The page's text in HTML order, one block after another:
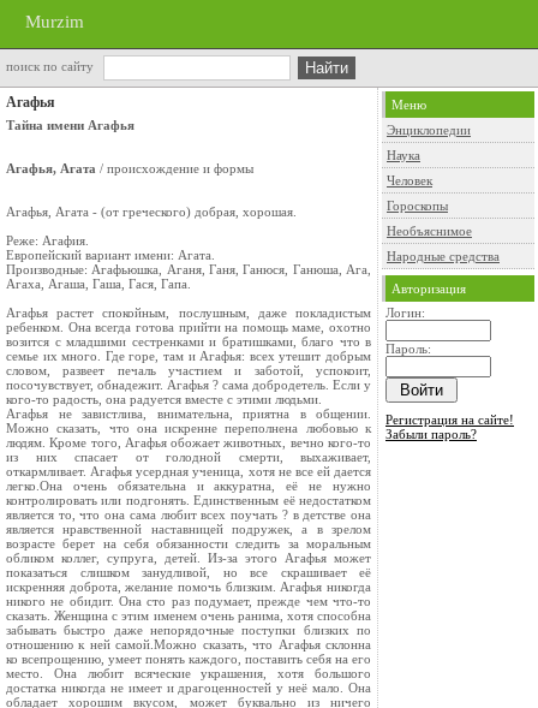
Murzim
поиск по сайту
Агафья
Тайна имени Агафья
Агафья, Агата / происхождение и формы
Агафья, Агата - (от греческого) добрая, хорошая.
Реже: Агафия.
Европейский вариант имени: Агата.
Производные: Агафьюшка, Аганя, Ганя, Ганюся, Ганюша, Ага,
Агаха, Агаша, Гаша, Гася, Гапа.
Агафья растет спокойным, послушным, даже покладистым
ребенком. Она всегда готова прийти на помощь маме, охотно
возится с младшими сестренками и братишками, благо что в
семье их много. Где горе, там и Агафья: всех утешит добрым
словом, развеет печаль участием и заботой, успокоит,
посочувствует, обнадежит. Агафья ? сама добродетель. Если у
кого-то радость, она радуется вместе с этими людьми.
Агафья не завистлива, внимательна, приятна в общении.
Можно сказать, что она искренне переполнена любовью к
людям. Кроме того, Агафья обожает животных, вечно кого-то
из них спасает от голодной смерти, выхаживает,
откармливает. Агафья усердная ученица, хотя не все ей дается
легко.Она очень обязательна и аккуратна, её не нужно
контролировать или подгонять. Единственным её недостатком
является то, что она сама любит всех поучать ? в детстве она
является нравственной наставницей подружек, а в зрелом
возрасте берет на себя обязанности следить за моральным
обликом коллег, супруга, детей. Из-за этого Агафья может
показаться слишком занудливой, но все скрашивает её
искренняя доброта, желание помочь близким. Агафья никогда
никого не обидит. Она сто раз подумает, прежде чем что-то
сказать. Женщина с этим именем очень ранима, хотя способна
забывать быстро даже непорядочные поступки близких по
отношению к ней самой.Можно сказать, что Агафья склонна
ко всепрощению, умеет понять каждого, поставить себя на его
место. Она любит всяческие украшения, хотя большого
достатка никогда не имеет и драгоценностей у неё мало. Она
обладает хорошим вкусом, может буквально из ничего
Меню
Энциклопедии
Наука
Человек
Гороскопы
Необъяснимое
Народные средства
Авторизация
Логин:
Пароль:
Регистрация на сайте!
Забыли пароль?